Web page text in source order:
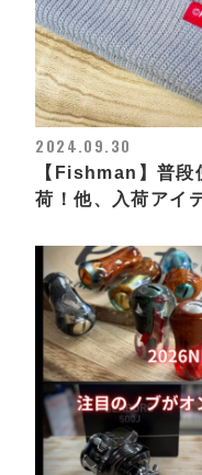
2024.09.30
【Fishman】普段
荷！他、入荷アイ